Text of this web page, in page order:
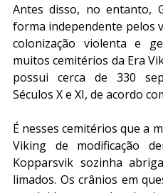
Antes disso, no entanto,
forma independente pelos
colonização violenta e
muitos cemitérios da Era
possui cerca de 330
Séculos X e XI, de acordo
É nesses cemitérios que a
Viking de modificação
Kopparsvik sozinha
limados. Os crânios em